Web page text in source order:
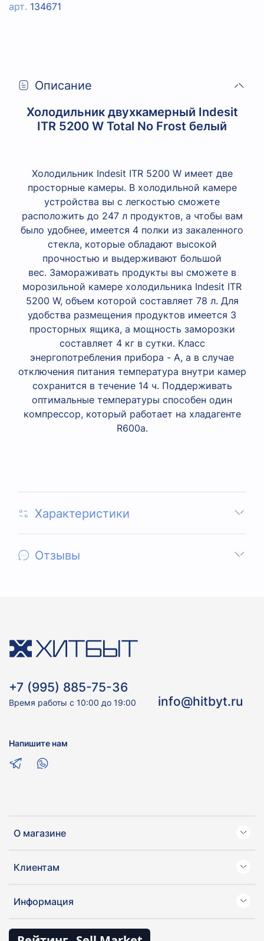
арт. 134671
Описание
Холодильник двухкамерный Indesit
ITR 5200 W Total No Frost белый
Холодильник Indesit ITR 5200 W имеет две
просторные камеры. В холодильной камере
устройства вы с легкостью сможете
расположить до 247 л продуктов, а чтобы вам
было удобнее, имеется 4 полки из закаленного
стекла, которые обладают высокой
прочностью и выдерживают большой
вес. Замораживать продукты вы сможете в
морозильной камере холодильника Indesit ITR
5200 W, объем которой составляет 78 л. Для
удобства размещения продуктов имеется 3
просторных ящика, а мощность заморозки
составляет 4 кг в сутки. Класс
энергопотребления прибора - А, а в случае
отключения питания температура внутри камер
сохранится в течение 14 ч. Поддерживать
оптимальные температуры способен один
компрессор, который работает на хладагенте
R600a.
Характеристики
Отзывы
О магазине
Клиентам
Информация
+7 (995) 885-75-36
Время работы с 10:00 до 19:00 info@hitbyt.ru
Напишите нам